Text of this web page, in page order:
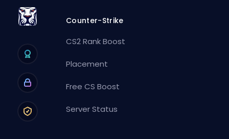
Counter-Strike
CS2 Rank Boost
Placement
Free CS Boost
Server Status